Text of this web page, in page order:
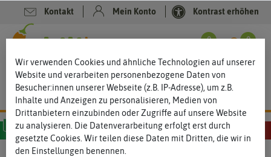
Kontakt Mein Konto Kontrast erhöhen
0 0
MILD SCHARF SEHR SCHARF
Wir verwenden Cookies und ähnliche Technologien auf unserer
Website und verarbeiten personenbezogene Daten von
Besucher:innen unserer Webseite (z.B. IP-Adresse), um z.B.
Inhalte und Anzeigen zu personalisieren, Medien von
Drittanbietern einzubinden oder Zugriffe auf unsere Website
zu analysieren. Die Datenverarbeitung erfolgt erst durch
gesetzte Cookies. Wir teilen diese Daten mit Dritten, die wir in
den Einstellungen benennen.